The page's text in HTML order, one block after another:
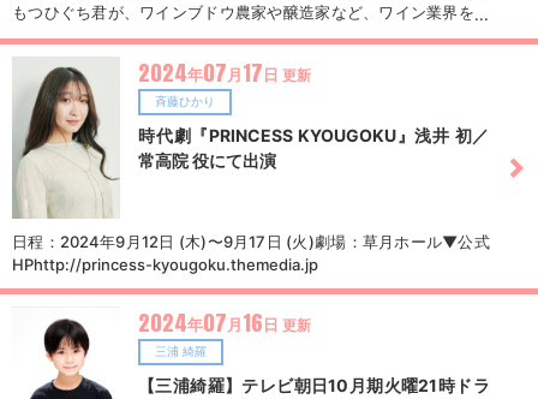
もつひぐち君が、ワインブドウ農家や醸造家など、ワイン業界を支
えるプロたちとの対談を通じて、世界から注目を浴びる日本ワイン
の魅力を深堀します。みればみるほど、ワインが美味しくなるチャ
ンネルをぜひご注目ください！
2024年07 月17日 更新
斉藤ひかり
時代劇『PRINCESS KYOUGOKU』浅井 初／
常高院 役にて出演
日程：2024年9月12日 (木)〜9月17日 (火)劇場：草月ホール▼公式
HPhttp://princess-kyougoku.themedia.jp
2024年07 月16日 更新
三浦 綺羅
【三浦綺羅】テレビ朝日10月期火曜21時ドラ